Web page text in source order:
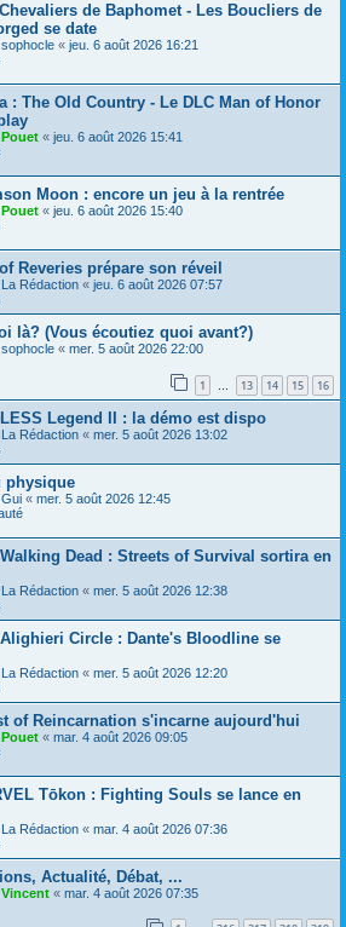
de Baphomet - Les Boucliers de
se date
sophocle « jeu. 6 août 2026 16:21
: The Old Country - Le DLC Man of Honor
Pouet « jeu. 6 août 2026 15:41
Moon : encore un jeu à la rentrée
Pouet « jeu. 6 août 2026 15:40
Reveries prépare son réveil
La Rédaction « jeu. 6 août 2026 07:57
là? (Vous écoutiez quoi avant?)
sophocle « mer. 5 août 2026 22:00
1 … 13 14 15 16
Legend II : la démo est dispo
La Rédaction « mer. 5 août 2026 13:02
physique
Gui « mer. 5 août 2026 12:45
Dead : Streets of Survival sortira en
La Rédaction « mer. 5 août 2026 12:38
Circle : Dante's Bloodline se
La Rédaction « mer. 5 août 2026 12:20
of Reincarnation s'incarne aujourd'hui
Pouet « mar. 4 août 2026 09:05
Tōkon : Fighting Souls se lance en
La Rédaction « mar. 4 août 2026 07:36
Actualité, Débat, ...
Vincent « mar. 4 août 2026 07:35